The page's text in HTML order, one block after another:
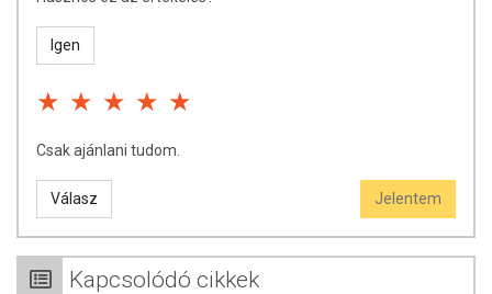
Igen
Csak ajánlani tudom.
Válasz Jelentem
Kapcsolódó cikkek